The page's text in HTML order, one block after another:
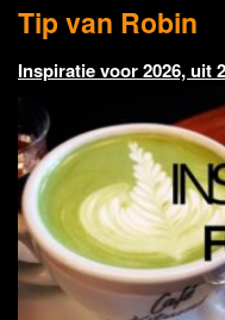
Tip van Robin
Inspiratie voor 2026, uit